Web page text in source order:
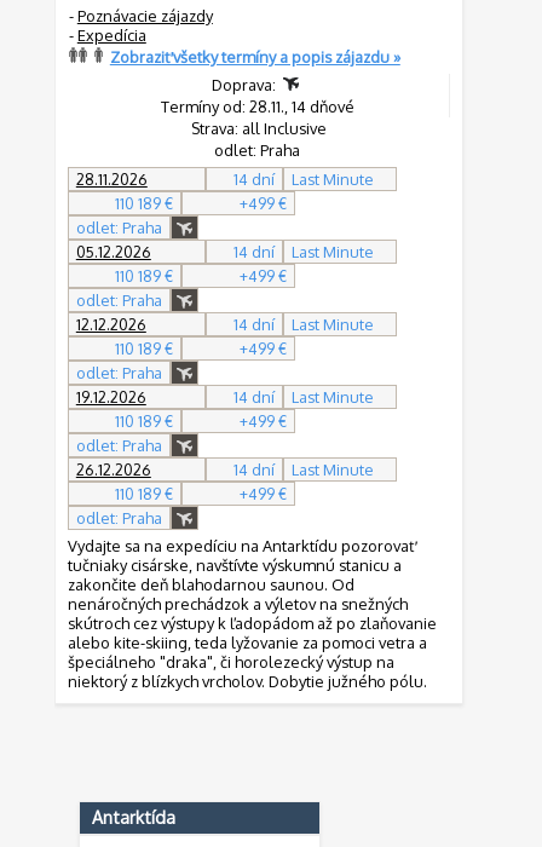
-Poznávacie zájazdy
-Expedícia
Zobraziť všetky termíny a popis zájazdu »
Doprava:
Termíny od: 28.11., 14 dňové
Strava: all Inclusive
odlet: Praha
28.11.2026
14 dní
Last Minute
110 189 €
+499 €
odlet: Praha
05.12.2026
14 dní
Last Minute
110 189 €
+499 €
odlet: Praha
12.12.2026
14 dní
Last Minute
110 189 €
+499 €
odlet: Praha
19.12.2026
14 dní
Last Minute
110 189 €
+499 €
odlet: Praha
26.12.2026
14 dní
Last Minute
110 189 €
+499 €
odlet: Praha
Vydajte sa na expedíciu na Antarktídu pozorovať
tučniaky cisárske, navštívte výskumnú stanicu a
zakončite deň blahodarnou saunou. Od
nenáročných prechádzok a výletov na snežných
skútroch cez výstupy k ľadopádom až po zlaňovanie
alebo kite-skiing, teda lyžovanie za pomoci vetra a
špeciálneho "draka", či horolezecký výstup na
niektorý z blízkych vrcholov. Dobytie južného pólu.
Antarktída